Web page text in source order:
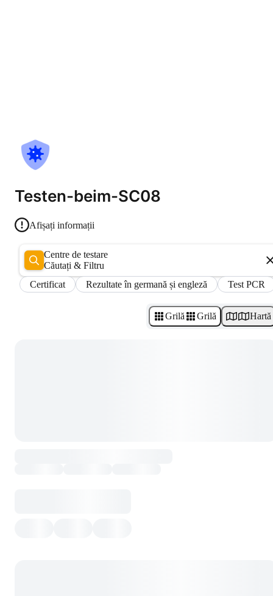
Testen-beim-SC08
Afișați informații
Centre de testare
Căutați & Filtru
Certificat
Rezultate în germană și engleză Test PCR
Grilă Grilă Hartă